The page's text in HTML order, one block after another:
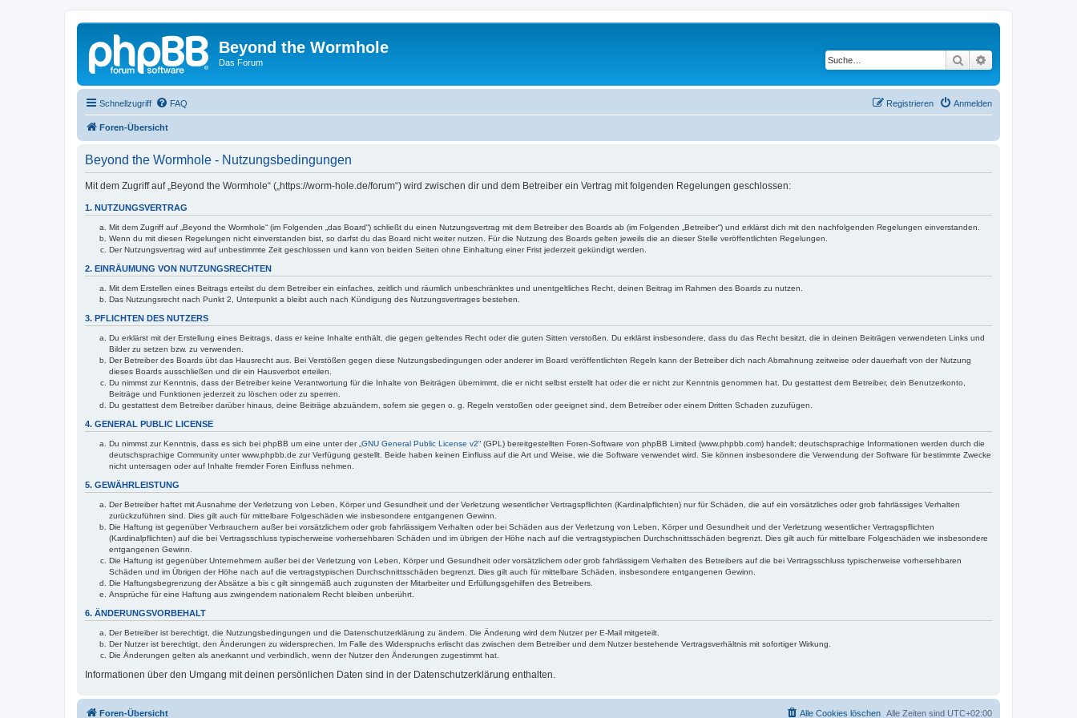
Beyond the Wormhole
Das Forum Suche
Schnellzugriff FAQ Anmelden
Registrieren
Foren-Übersicht
Beyond the Wormhole - Nutzungsbedingungen
Mit dem Zugriff auf „Beyond the Wormhole“ („https://worm-hole.de/forum“) wird zwischen dir und dem Betreiber ein Vertrag mit folgenden Regelungen geschlossen:
1. NUTZUNGSVERTRAG
Mit dem Zugriff auf „Beyond the Wormhole“ (im Folgenden „das Board“) schließt du einen Nutzungsvertrag mit dem Betreiber des Boards ab (im Folgenden „Betreiber“) und erklärst dich mit den nachfolgenden Regelungen einverstanden.
Wenn du mit diesen Regelungen nicht einverstanden bist, so darfst du das Board nicht weiter nutzen. Für die Nutzung des Boards gelten jeweils die an dieser Stelle veröffentlichten Regelungen.
Der Nutzungsvertrag wird auf unbestimmte Zeit geschlossen und kann von beiden Seiten ohne Einhaltung einer Frist jederzeit gekündigt werden.
2. EINRÄUMUNG VON NUTZUNGSRECHTEN
Mit dem Erstellen eines Beitrags erteilst du dem Betreiber ein einfaches, zeitlich und räumlich unbeschränktes und unentgeltliches Recht, deinen Beitrag im Rahmen des Boards zu nutzen.
Das Nutzungsrecht nach Punkt 2, Unterpunkt a bleibt auch nach Kündigung des Nutzungsvertrages bestehen.
3. PFLICHTEN DES NUTZERS
Du erklärst mit der Erstellung eines Beitrags, dass er keine Inhalte enthält, die gegen geltendes Recht oder die guten Sitten verstoßen. Du erklärst insbesondere, dass du das Recht besitzt, die in deinen Beiträgen verwendeten Links und
Bilder zu setzen bzw. zu verwenden.
Der Betreiber des Boards übt das Hausrecht aus. Bei Verstößen gegen diese Nutzungsbedingungen oder anderer im Board veröffentlichten Regeln kann der Betreiber dich nach Abmahnung zeitweise oder dauerhaft von der Nutzung
dieses Boards ausschließen und dir ein Hausverbot erteilen.
Du nimmst zur Kenntnis, dass der Betreiber keine Verantwortung für die Inhalte von Beiträgen übernimmt, die er nicht selbst erstellt hat oder die er nicht zur Kenntnis genommen hat. Du gestattest dem Betreiber, dein Benutzerkonto,
Beiträge und Funktionen jederzeit zu löschen oder zu sperren.
Du gestattest dem Betreiber darüber hinaus, deine Beiträge abzuändern, sofern sie gegen o. g. Regeln verstoßen oder geeignet sind, dem Betreiber oder einem Dritten Schaden zuzufügen.
4. GENERAL PUBLIC LICENSE
Du nimmst zur Kenntnis, dass es sich bei phpBB um eine unter der „ GNU General Public License v2“ (GPL) bereitgestellten Foren-Software von phpBB Limited (www.phpbb.com) handelt; deutschsprachige Informationen werden durch die
deutschsprachige Community unter www.phpbb.de zur Verfügung gestellt. Beide haben keinen Einfluss auf die Art und Weise, wie die Software verwendet wird. Sie können insbesondere die Verwendung der Software für bestimmte Zwecke
nicht untersagen oder auf Inhalte fremder Foren Einfluss nehmen.
5. GEWÄHRLEISTUNG
Der Betreiber haftet mit Ausnahme der Verletzung von Leben, Körper und Gesundheit und der Verletzung wesentlicher Vertragspflichten (Kardinalpflichten) nur für Schäden, die auf ein vorsätzliches oder grob fahrlässiges Verhalten
zurückzuführen sind. Dies gilt auch für mittelbare Folgeschäden wie insbesondere entgangenen Gewinn.
Die Haftung ist gegenüber Verbrauchern außer bei vorsätzlichem oder grob fahrlässigem Verhalten oder bei Schäden aus der Verletzung von Leben, Körper und Gesundheit und der Verletzung wesentlicher Vertragspflichten
(Kardinalpflichten) auf die bei Vertragsschluss typischerweise vorhersehbaren Schäden und im übrigen der Höhe nach auf die vertragstypischen Durchschnittsschäden begrenzt. Dies gilt auch für mittelbare Folgeschäden wie insbesondere
entgangenen Gewinn.
Die Haftung ist gegenüber Unternehmern außer bei der Verletzung von Leben, Körper und Gesundheit oder vorsätzlichem oder grob fahrlässigem Verhalten des Betreibers auf die bei Vertragsschluss typischerweise vorhersehbaren
Schäden und im Übrigen der Höhe nach auf die vertragstypischen Durchschnittsschäden begrenzt. Dies gilt auch für mittelbare Schäden, insbesondere entgangenen Gewinn.
Die Haftungsbegrenzung der Absätze a bis c gilt sinngemäß auch zugunsten der Mitarbeiter und Erfüllungsgehilfen des Betreibers.
Ansprüche für eine Haftung aus zwingendem nationalem Recht bleiben unberührt.
6. ÄNDERUNGSVORBEHALT
Der Betreiber ist berechtigt, die Nutzungsbedingungen und die Datenschutzerklärung zu ändern. Die Änderung wird dem Nutzer per E-Mail mitgeteilt.
Der Nutzer ist berechtigt, den Änderungen zu widersprechen. Im Falle des Widerspruchs erlischt das zwischen dem Betreiber und dem Nutzer bestehende Vertragsverhältnis mit sofortiger Wirkung.
Die Änderungen gelten als anerkannt und verbindlich, wenn der Nutzer den Änderungen zugestimmt hat.
Informationen über den Umgang mit deinen persönlichen Daten sind in der Datenschutzerklärung enthalten.
Foren-Übersicht Alle Zeiten sind UTC+02:00
Alle Cookies löschen